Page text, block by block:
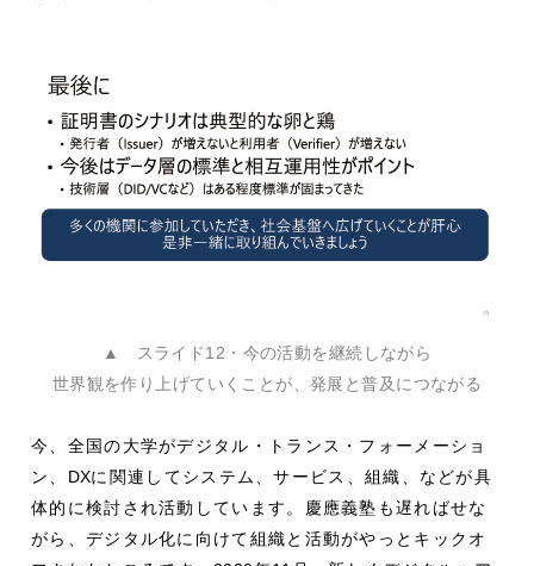
▲ スライド12・今の活動を継続しながら
世界観を作り上げていくことが、発展と普及につながる
今、全国の大学がデジタル・トランス・フォーメーショ
ン、 DXに関連してシステム、サービス、組織、などが具
体的に検討され活動しています。慶應義塾も遅ればせな
がら、デジタル化に向けて組織と活動がやっとキックオ